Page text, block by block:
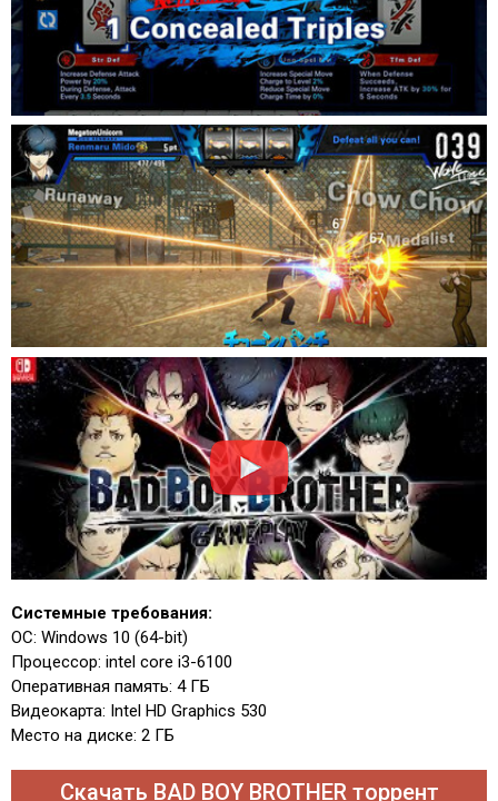
Системные требования:
ОС: Windows 10 (64-bit)
Процессор: intel core i3-6100
Оперативная память: 4 ГБ
Видеокарта: Intel HD Graphics 530
Место на диске: 2 ГБ
Скачать BAD BOY BROTHER торрент